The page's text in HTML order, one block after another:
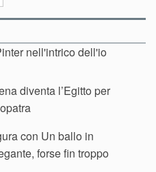
nell'intrico dell'io
diventa l’Egitto per
con Un ballo in
forse fin troppo